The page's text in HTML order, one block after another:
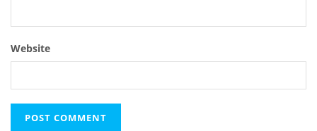
Website